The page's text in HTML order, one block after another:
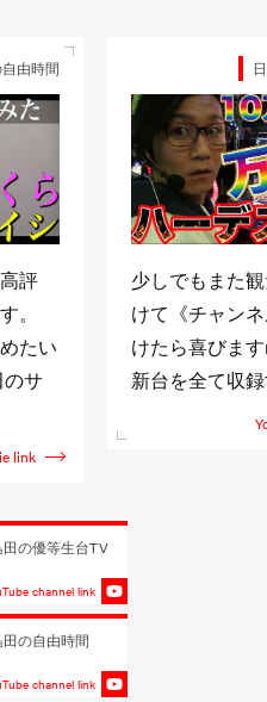
由時間
評
。
たい
サ
link
少しでもまた
けて《チャン
けたら喜びま
新台を全て収
田の優等生台TV
channel link
田の自由時間
channel link